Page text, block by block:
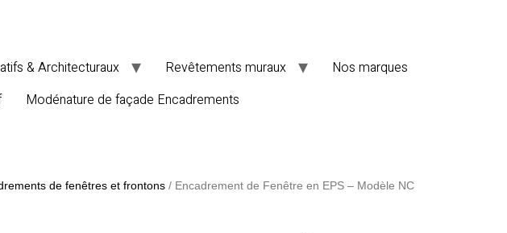
& Architecturaux Revêtements muraux
Nos marques
Modénature de façade Encadrements
de fenêtres et frontons / Encadrement de Fenêtre en EPS – Modèle NC